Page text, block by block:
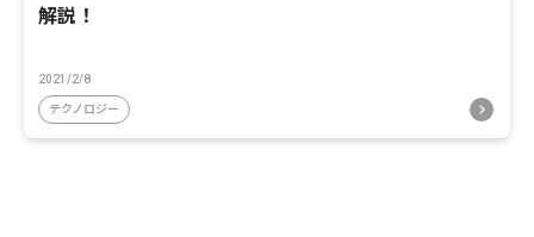
解説！
2021/2/8
テクノロジー